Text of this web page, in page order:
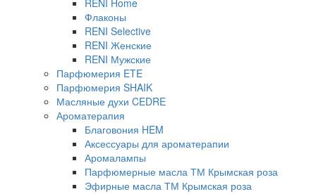
RENI Home
Флаконы
RENI Selective
RENI Женские
RENI Мужские
Парфюмерия ETE
Парфюмерия SHAIK
Масляные духи CEDRE
Ароматерапия
Благовония HEM
Аксессуары для ароматерапии
Аромалампы
Парфюмерные масла ТМ Крымская роза
Эфирные масла ТМ Крымская роза